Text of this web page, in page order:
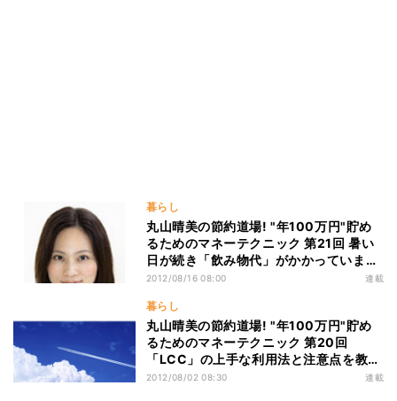
暮らし
丸山晴美の節約道場! "年100万円"貯め
るためのマネーテクニック 第21回 暑い
日が続き「飲み物代」がかかっていま
す…節約する方法は?
2012/08/16 08:00 連載
暮らし
丸山晴美の節約道場! "年100万円"貯め
るためのマネーテクニック 第20回
「LCC」の上手な利用法と注意点を教え
てください!!
2012/08/02 08:30 連載